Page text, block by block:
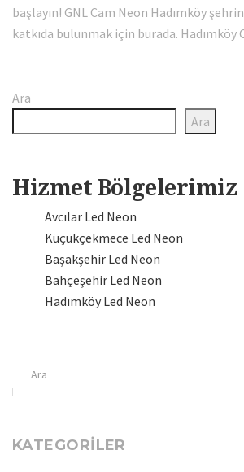
başlayın! GNL Cam Neon Hadımköy
katkıda bulunmak için burada. Hadımköy
Ara
Ara
Hizmet Bölgelerimiz
Avcılar Led Neon
Küçükçekmece Led Neon
Başakşehir Led Neon
Bahçeşehir Led Neon
Hadımköy Led Neon
ara:
KATEGORILER